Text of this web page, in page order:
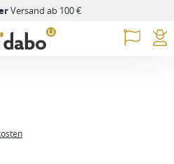
Versand ab 100 €